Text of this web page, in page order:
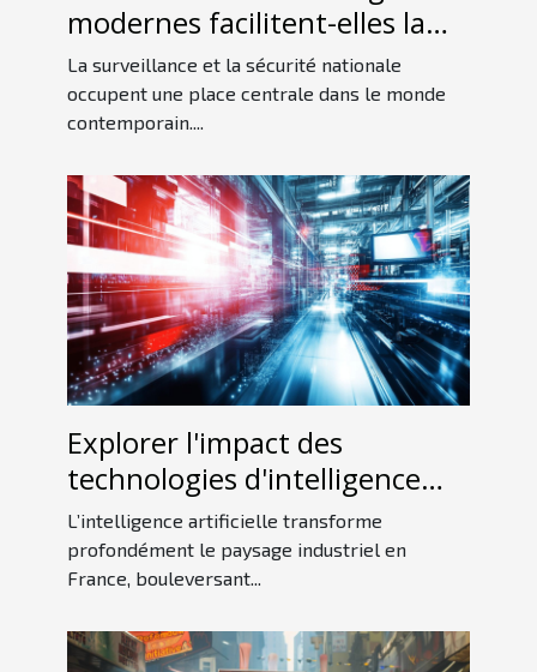
modernes facilitent-elles la
détection d'espions ?
La surveillance et la sécurité nationale
occupent une place centrale dans le monde
contemporain....
Explorer l'impact des
technologies d'intelligence
artificielle sur l'industrie
française
L’intelligence artificielle transforme
profondément le paysage industriel en
France, bouleversant...